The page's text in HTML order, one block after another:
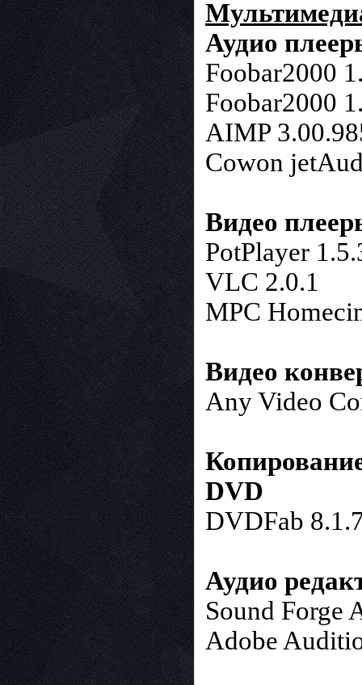
Аудио
Foobar2000
Foobar2000
AIMP
Cowon
Видео
PotPlayer
VLC 2.0.1
MPC
Видео
Any Video
DVD
DVDFab
Аудио
Sound Forge
Adobe